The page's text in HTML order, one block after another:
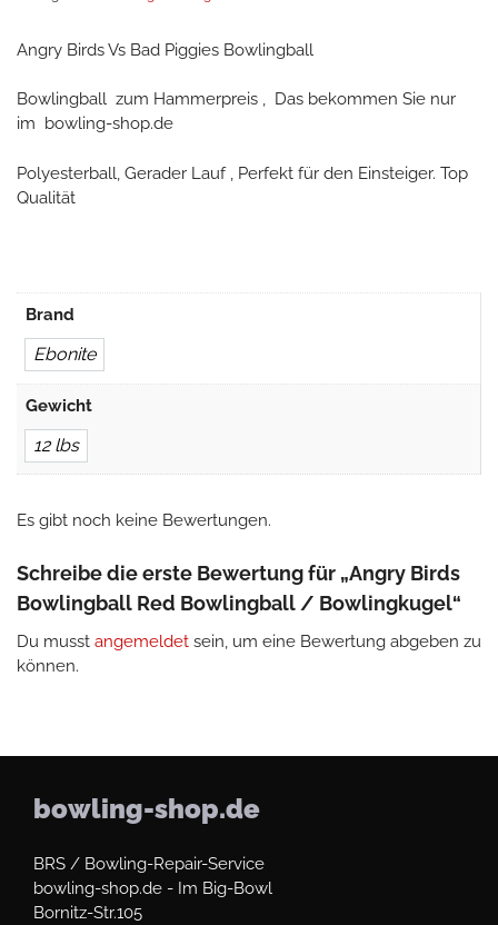
Angry Birds Vs Bad Piggies Bowlingball
Bowlingball zum Hammerpreis , Das bekommen Sie nur
im bowling-shop.de
Polyesterball, Gerader Lauf , Perfekt für den Einsteiger. Top
Qualität
Brand
Ebonite
Gewicht
12 lbs
Es gibt noch keine Bewertungen.
Schreibe die erste Bewertung für „Angry Birds
Bowlingball Red Bowlingball / Bowlingkugel“
Du musst angemeldet sein, um eine Bewertung abgeben zu
können.
bowling-shop.de
BRS / Bowling-Repair-Service
bowling-shop.de - Im Big-Bowl
Bornitz-Str.105